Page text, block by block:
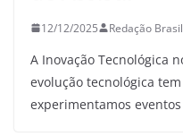
12/12/2025 Redação
A Inovação Tecnológica
evolução tecnológica
experimentamos